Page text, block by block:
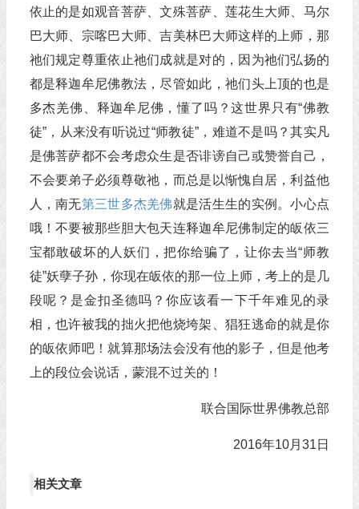
依止的是如观音菩萨、文殊菩萨、莲花生大师、马尔
巴大师、宗喀巴大师、吉美林巴大师这样的上师，那
祂们规定尊重依止祂们成就是对的，因为祂们弘扬的
都是释迦牟尼佛教法，尽管如此，祂们头上顶的也是
多杰羌佛、释迦牟尼佛，懂了吗？这世界只有“佛教
徒”，从来没有听说过“师教徒”，难道不是吗？其实凡
是佛菩萨都不会考虑众生是否诽谤自己或赞誉自己，
不会要弟子必须尊敬祂，而总是以惭愧自居，利益他
人，南无第三世多杰羌佛就是活生生的实例。小心点
哦！不要被那些胆大包天连释迦牟尼佛制定的皈依三
宝都敢破坏的人妖们，把你给骗了，让你去当“师教
徒”妖孽子孙，你现在皈依的那一位上师，考上的是几
段呢？是金扣圣德吗？你应该看一下千年难见的录
相，也许被我的拙火把他烧垮架、猖狂逃命的就是你
的皈依师吧！就算那场法会没有他的影子，但是他考
上的段位会说话，蒙混不过关的！
联合国际世界佛教总部
2016年10月31日
相关文章